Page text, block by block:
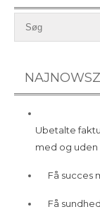
Ubetalte
med og
Få succes
Få